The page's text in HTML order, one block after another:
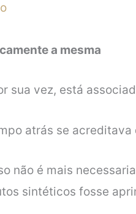
a mesma
sua vez, está
atrás se
não é mais
sintéticos fosse